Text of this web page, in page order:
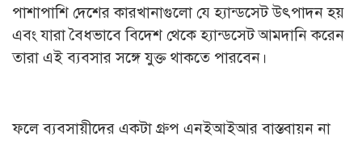
পাশাপাশি দেশের কারখানাগুলো যে হ্যান্ডসেট উৎপাদন হয়
এবং যারা বৈধভাবে বিদেশ থেকে হ্যান্ডসেট আমদানি করেন
তারা এই ব্যবসার সঙ্গে যুক্ত থাকতে পারবেন।
ফলে ব্যবসায়ীদের একটা গ্রুপ এনইআইআর বাস্তবায়ন না